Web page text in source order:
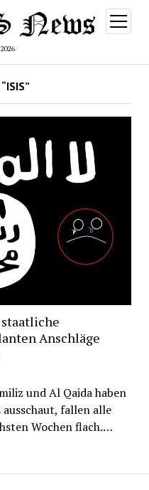
Menü
öffnen
Anschläge
und Al Qaida haben
fallen alle
Wochen flach.…